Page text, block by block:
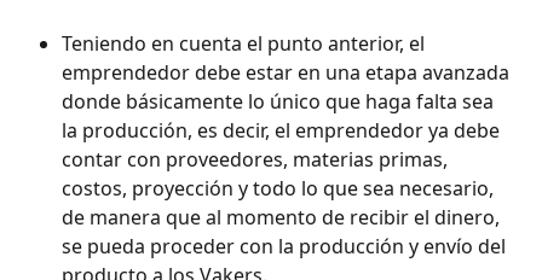
Teniendo en cuenta el punto anterior, el
emprendedor debe estar en una etapa avanzada
donde básicamente lo único que haga falta sea
la producción, es decir, el emprendedor ya debe
contar con proveedores, materias primas,
costos, proyección y todo lo que sea necesario,
de manera que al momento de recibir el dinero,
se pueda proceder con la producción y envío del